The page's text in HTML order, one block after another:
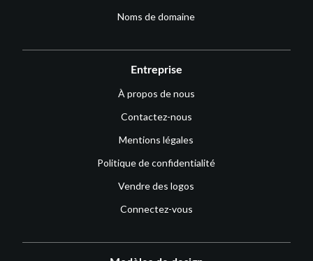
Noms de domaine
Entreprise
À propos de nous
Contactez-nous
Mentions légales
Politique de confidentialité
Vendre des logos
Connectez-vous